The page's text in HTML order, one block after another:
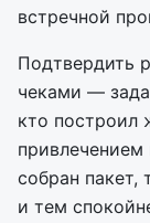
встречной
Подтвердить
чеками —
кто построил
собран
и тем